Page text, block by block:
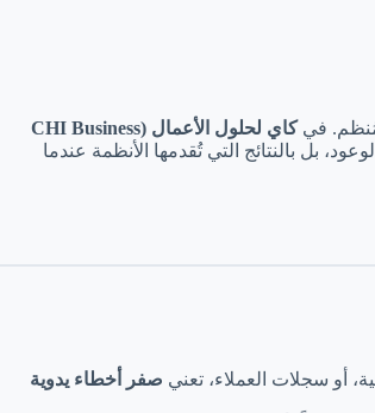
في
كاي لحلول الأعمال (CHI Business
بل بالنتائج التي تُقدمها الأنظمة عندما
أو سجلات العملاء، تعني صفر أخطاء يدوية